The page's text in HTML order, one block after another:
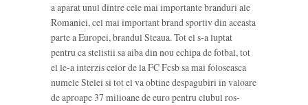
a aparat unul dintre cele mai importante branduri ale
Romaniei, cel mai important brand sportiv din aceasta
parte a Europei, brandul Steaua. Tot el s-a luptat
pentru ca stelistii sa aiba din nou echipa de fotbal, tot
el le-a interzis celor de la FC Fcsb sa mai foloseasca
numele Stelei si tot el va obtine despagubiri in valoare
de aproape 37 milioane de euro pentru clubul ros-